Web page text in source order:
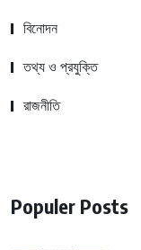
বিনোদন
তথ্য ও প্রযুক্তি
রাজনীতি
Populer Posts